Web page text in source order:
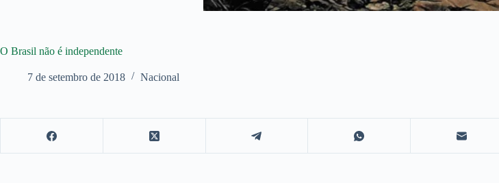
O Brasil não é independente
7 de setembro de 2018 Nacional